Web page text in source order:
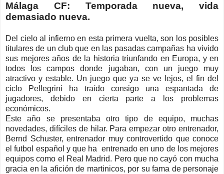
Málaga CF: Temporada nueva, vida
demasiado nueva.
Del cielo al infierno en esta primera vuelta, son los posibles
titulares de un club que en las pasadas campañas ha vivido
sus mejores años de la historia triunfando en Europa, y en
todos los campos donde jugaban, con un juego muy
atractivo y estable. Un juego que ya se ve lejos, el fin del
ciclo Pellegrini ha traído consigo una espantada de
jugadores, debido en cierta parte a los problemas
económicos.
Este año se presentaba otro tipo de equipo, muchas
novedades, difíciles de hilar. Para empezar otro entrenador,
Bernd Schuster, entrenador muy controvertido que conoce
el futbol español y que ha entrenado en uno de los mejores
equipos como el Real Madrid. Pero que no cayó con mucha
gracia en la afición de martinicos, por su fama de personaje